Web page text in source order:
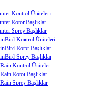
Kontrol Üniteleri
Rotor Başlıklar
Sprey Başlıklar
Kontrol Üniteleri
Rotor Başlıklar
Sprey Başlıklar
Kontrol Üniteleri
Rotor Başlıklar
Sprey Başlıklar